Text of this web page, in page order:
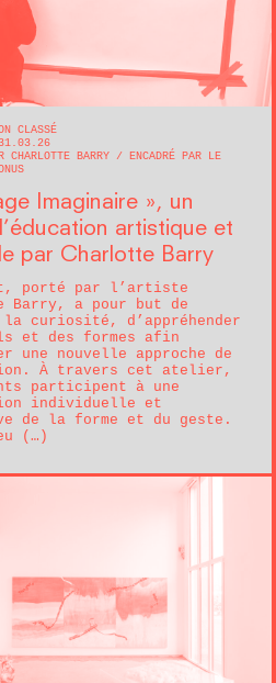
CLASSÉ
CHARLOTTE BARRY
ENCADRÉ PAR LE
Imaginaire », un
artistique et
par Charlotte Barry
porté par l’artiste
Barry, a pour but de
curiosité, d’appréhender
et des formes afin
une nouvelle approche de
À travers cet atelier,
participent à une
individuelle et
de la forme et du geste.
(…)